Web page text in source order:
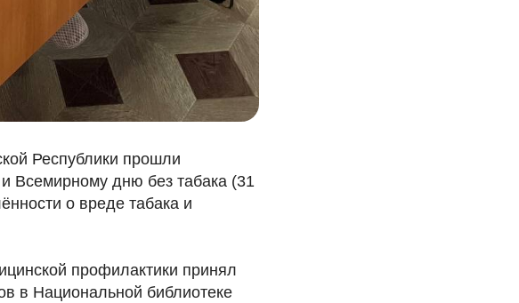
Республики прошли
Всемирному дню без табака (31
о вреде табака и
профилактики принял
в Национальной библиотеке